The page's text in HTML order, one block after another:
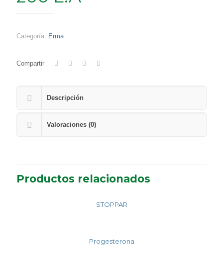
Categoría: Erma
Compartir
Descripción
Valoraciones (0)
Productos relacionados
STOPPAR
Progesterona